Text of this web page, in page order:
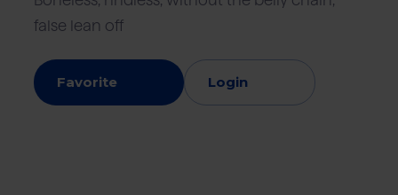
false lean off
Favorite Login